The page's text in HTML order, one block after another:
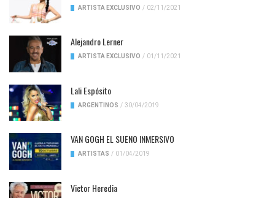
ARTISTA EXCLUSIVO / 02/11/2021
Alejandro Lerner
ARTISTA EXCLUSIVO / 01/11/2021
Lali Espósito
ARGENTINOS / 30/04/2019
VAN GOGH EL SUENO INMERSIVO
ARTISTAS / 01/04/2019
Victor Heredia